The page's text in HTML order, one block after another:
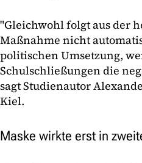
"Gleichwohl folgt aus der
Maßnahme nicht
politischen Umsetzung,
Schulschließungen die
sagt Studienautor
Kiel.
Maske wirkte erst in